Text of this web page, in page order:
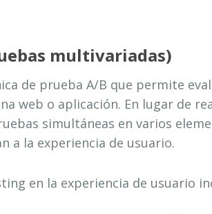
multivariadas)
de prueba A/B que permite
web o aplicación. En lugar de
simultáneas en varios
a la experiencia de usuario.
en la experiencia de usuario